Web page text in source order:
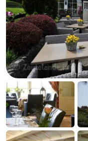
Langstraat
Webcam
Strand
Overnachten
Appartementen
Bed
(&
breakfasts)
Campings
Hotels